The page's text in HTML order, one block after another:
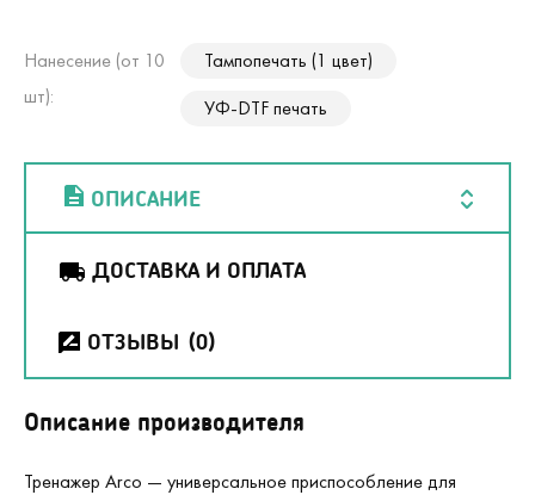
Нанесение (от 10
шт):
Тампопечать (1 цвет)
УФ-DTF печать
ОПИСАНИЕ
ДОСТАВКА И ОПЛАТА
ОТЗЫВЫ (0)
Описание производителя
Тренажер Arco — универсальное приспособление для